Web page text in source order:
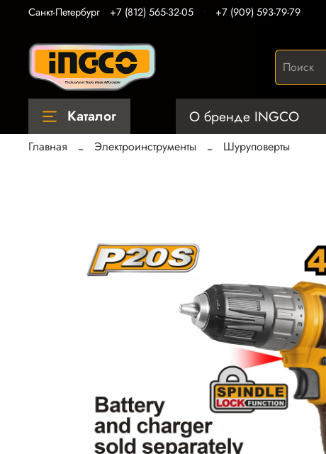
Санкт-Петербург +7 (812) 565-32-05 +7 (909) 593-79-79
Каталог О бренде INGCO
Главная Электроинструменты Шуруповерты